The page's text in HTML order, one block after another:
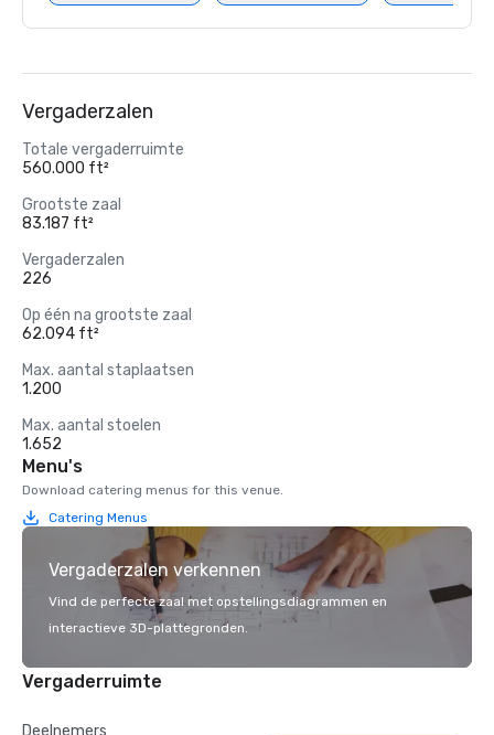
Vergaderzalen
Totale vergaderruimte
560.000 ft²
Grootste zaal
83.187 ft²
Vergaderzalen
226
Op één na grootste zaal
62.094 ft²
Max. aantal staplaatsen
1.200
Max. aantal stoelen
1.652
Menu's
Download catering menus for this venue.
Catering Menus
Vergaderzalen verkennen
Vind de perfecte zaal met opstellingsdiagrammen en
interactieve 3D-plattegronden.
Vergaderruimte
Deelnemers